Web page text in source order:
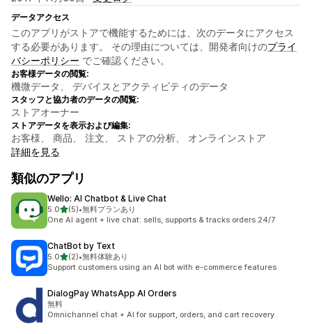
データアクセス
このアプリがストアで機能するためには、次のデータにアクセス
する必要があります。 その理由については、開発者向けのプライ
バシーポリシー でご確認ください。
お客様データの閲覧:
機微データ、 デバイスとアクティビティのデータ
スタッフと協力者のデータの閲覧:
ストアオーナー
ストアデータを表示および編集:
お客様、 商品、 注文、 ストアの分析、 オンラインストア
詳細を見る
類似のアプリ
Wello: AI Chatbot & Live Chat
5.05つ星中
(5)
合計レビュー数：5件
•無料プランあり
One AI agent + live chat: sells, supports & tracks orders 24/7
ChatBot by Text
5.05つ星中
(2)
合計レビュー数：2件
•無料体験あり
Support customers using an AI bot with e-commerce features
DialogPay WhatsApp AI Orders
無料
Omnichannel chat + AI for support, orders, and cart recovery